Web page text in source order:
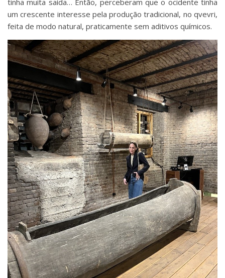
um crescente interesse pela produção tradicional, no qvevri,
feita de modo natural, praticamente sem aditivos químicos.